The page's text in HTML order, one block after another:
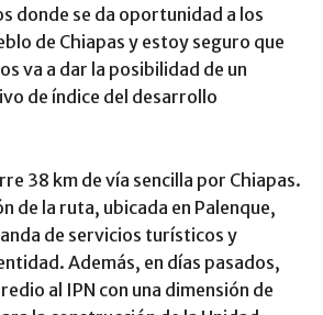
donde se da oportunidad a los
de Chiapas y estoy seguro que
va a dar la posibilidad de un
de índice del desarrollo
38 km de vía sencilla por Chiapas.
de la ruta, ubicada en Palenque,
de servicios turísticos y
Además, en días pasados,
al IPN con una dimensión de